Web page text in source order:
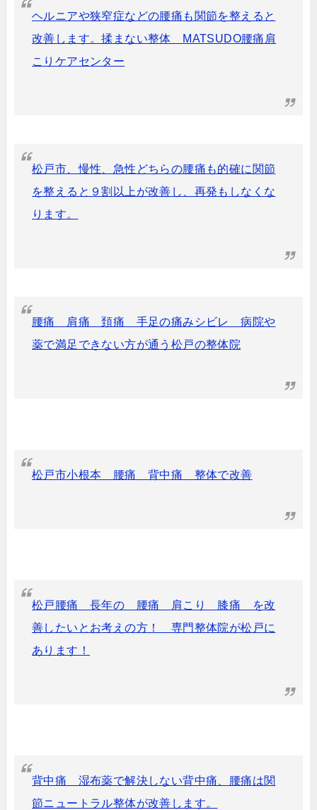
ヘルニアや狭窄症などの腰痛も関節を整えると
改善します。揉まない整体 MATSUDO腰痛肩
こりケアセンター
松戸市、慢性、急性どちらの腰痛も的確に関節
を整えると９割以上が改善し、再発もしなくな
ります。
腰痛 肩痛 頚痛 手足の痛みシビレ 病院や
薬で満足できない方が通う松戸の整体院
松戸市小根本 腰痛 背中痛 整体で改善
松戸腰痛 長年の 腰痛 肩こり 膝痛 を改
善したいとお考えの方！ 専門整体院が松戸に
あります！
背中痛 湿布薬で解決しない背中痛、腰痛は関
節ニュートラル整体が改善します。